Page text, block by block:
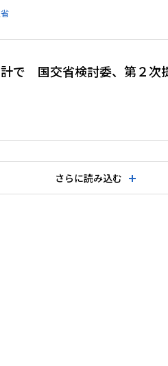
計で 国交省検討委、第２
さらに読み込む